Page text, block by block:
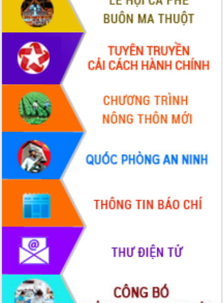
Khởi động Dự án Đầu tư xây dựng hạ
tầng kỹ thuật Cụm công nghiệp Tân
Gặp mặt các cơ quan báo chí nhân Kỷ
niệm 101 năm Ngày Báo chí Cách
mạng Việt Nam
Đắk Lắk sơ kết 4 năm triển khai thực
hiện Đề án 06 của Chính phủ
Họp báo thông tin về Hội nghị Công bố
Quy hoạch và Xúc tiến đầu tư tỉnh Đắk
Khơi thông điểm nghẽn, đẩy nhanh
giải ngân vốn khắc phục thiên tai
HĐND tỉnh thông qua điều chỉnh Quy
hoạch tỉnh thời kỳ 2021-2030
Hội thảo góp ý hồ sơ điều chỉnh quy
hoạch tỉnh Đắk Lắk thời kỳ 2021-2030,
tầm nhìn đến năm 2050
Nâng cao hiệu quả hoạt động của các
doanh nghiệp nhà nước
Hội nghị triển khai kết nối mạng
truyền số liệu chuyên dùng phục vụ cơ
quan Đảng, Nhà nước
Lễ phát động chuỗi hoạt động chung
tay làm sạch môi trường
Xã Ea Kar bước chuyển mình trong
công tác cải cách hành chính mô hình
mới